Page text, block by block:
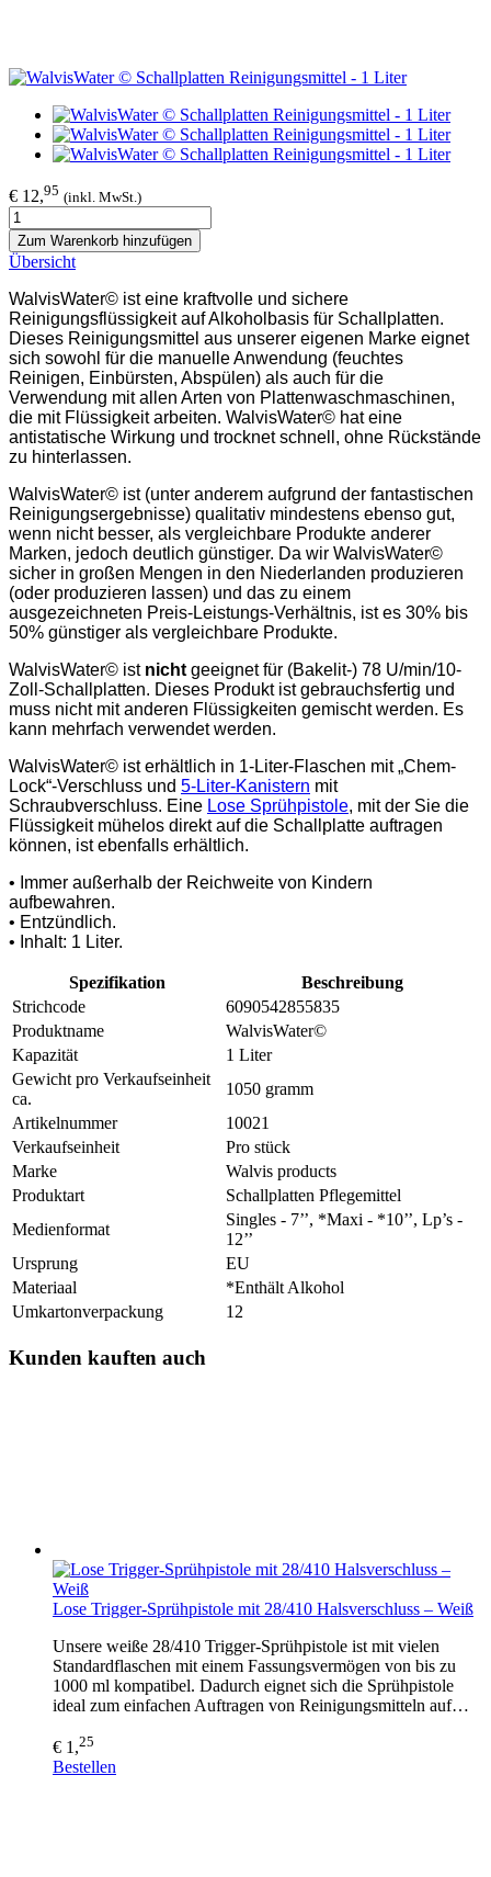
€ 12,95 (inkl. MwSt.)
Zum Warenkorb hinzufügen
Übersicht
WalvisWater© ist eine kraftvolle und sichere
Reinigungsflüssigkeit auf Alkoholbasis für Schallplatten.
Dieses Reinigungsmittel aus unserer eigenen Marke eignet
sich sowohl für die manuelle Anwendung (feuchtes
Reinigen, Einbürsten, Abspülen) als auch für die
Verwendung mit allen Arten von Plattenwaschmaschinen,
die mit Flüssigkeit arbeiten. WalvisWater© hat eine
antistatische Wirkung und trocknet schnell, ohne Rückstände
zu hinterlassen.
WalvisWater© ist (unter anderem aufgrund der fantastischen
Reinigungsergebnisse) qualitativ mindestens ebenso gut,
wenn nicht besser, als vergleichbare Produkte anderer
Marken, jedoch deutlich günstiger. Da wir WalvisWater©
sicher in großen Mengen in den Niederlanden produzieren
(oder produzieren lassen) und das zu einem
ausgezeichneten Preis-Leistungs-Verhältnis, ist es 30% bis
50% günstiger als vergleichbare Produkte.
WalvisWater© ist nicht geeignet für (Bakelit-) 78 U/min/10-
Zoll-Schallplatten. Dieses Produkt ist gebrauchsfertig und
muss nicht mit anderen Flüssigkeiten gemischt werden. Es
kann mehrfach verwendet werden.
WalvisWater© ist erhältlich in 1-Liter-Flaschen mit „Chem-
Lock“-Verschluss und 5-Liter-Kanistern mit
Schraubverschluss. Eine Lose Sprühpistole, mit der Sie die
Flüssigkeit mühelos direkt auf die Schallplatte auftragen
können, ist ebenfalls erhältlich.
• Immer außerhalb der Reichweite von Kindern
aufbewahren.
• Entzündlich.
• Inhalt: 1 Liter.
Spezifikation
Beschreibung
Strichcode
6090542855835
Produktname
WalvisWater©
Kapazität
1 Liter
Gewicht pro Verkaufseinheit
ca.
1050 gramm
Artikelnummer
10021
Verkaufseinheit
Pro stück
Marke
Walvis products
Produktart
Schallplatten Pflegemittel
Medienformat
Singles - 7’’, *Maxi - *10’’, Lp’s -
12’’
Ursprung
EU
Materiaal
*Enthält Alkohol
Umkartonverpackung
12
Kunden kauften auch
Lose Trigger-Sprühpistole mit 28/410 Halsverschluss – Weiß
Unsere weiße 28/410 Trigger-Sprühpistole ist mit vielen
Standardflaschen mit einem Fassungsvermögen von bis zu
1000 ml kompatibel. Dadurch eignet sich die Sprühpistole
ideal zum einfachen Auftragen von Reinigungsmitteln auf…
€ 1,25
Bestellen